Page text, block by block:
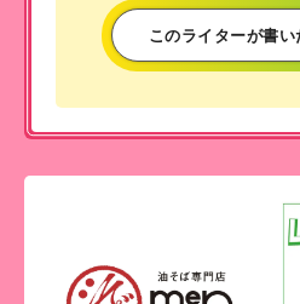
このライターが書